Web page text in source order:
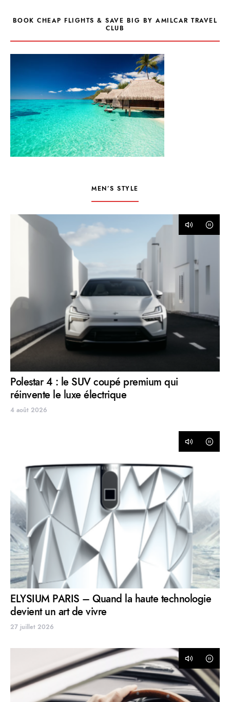
BOOK CHEAP FLIGHTS & SAVE BIG BY AMILCAR TRAVEL
CLUB
MEN’S STYLE
Polestar 4 : le SUV coupé premium qui
réinvente le luxe électrique
4 août 2026
ELYSIUM PARIS – Quand la haute technologie
devient un art de vivre
27 juillet 2026